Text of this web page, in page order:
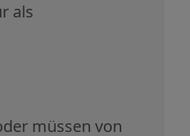
als
müssen von